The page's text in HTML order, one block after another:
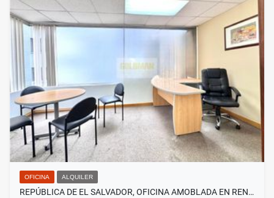
OFICINA ALQUILER
REPÚBLICA DE EL SALVADOR, OFICINA AMOBLADA EN REN…